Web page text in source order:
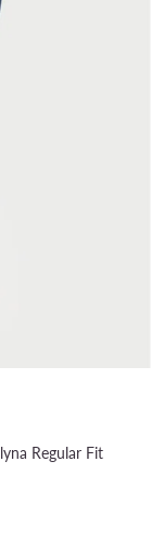
Regular Fit